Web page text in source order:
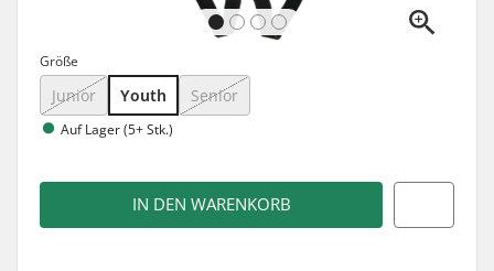
Größe
Junior Youth Senior
Auf Lager (5+ Stk.)
IN DEN WARENKORB